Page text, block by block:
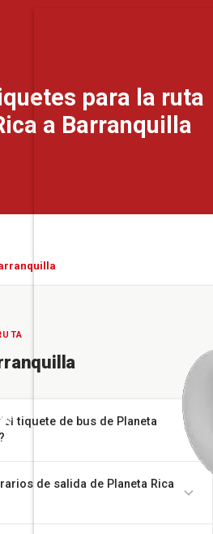
para la ruta
a Barranquilla
tiquete de bus de Planeta
de salida de Planeta Rica